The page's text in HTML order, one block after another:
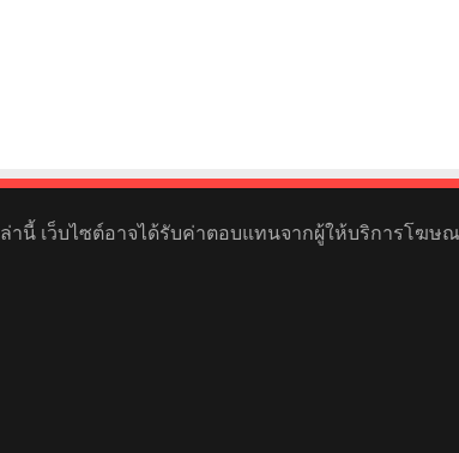
นี้ เว็บไซต์อาจได้รับค่าตอบแทนจากผู้ให้บริการโฆษ